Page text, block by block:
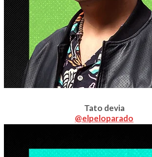
Tato devia
@elpeloparado